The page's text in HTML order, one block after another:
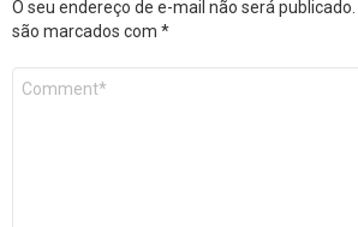
O seu endereço de e-mail não será publicado.
são marcados com *
Comentário